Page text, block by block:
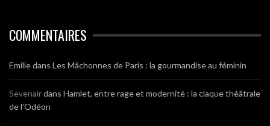
COMMENTAIRES
Emiliedans Les Mâchonnes de Paris : la gourmandise au féminin
Sevenairdans Hamlet, entre rage et modernité : la claque théâtrale
de l’Odéon